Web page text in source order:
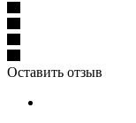
Оставить отзыв